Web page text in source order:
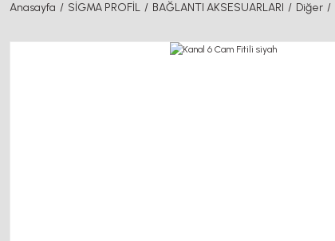
Anasayfa SİGMA PROFİL BAĞLANTI AKSESUARLARI Diğer